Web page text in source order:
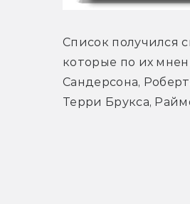
Список получился
которые по их
Сандерсона,
Терри Брукса,